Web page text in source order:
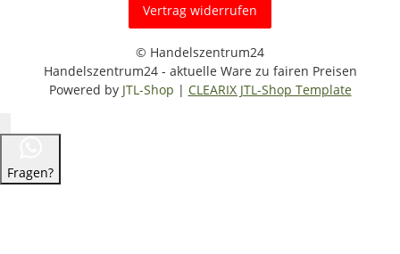
Vertrag widerrufen
© Handelszentrum24
Handelszentrum24 - aktuelle Ware zu fairen Preisen
Powered by JTL-Shop | CLEARIX JTL-Shop Template
Fragen?